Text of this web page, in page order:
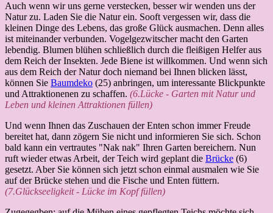
Auch wenn wir uns gerne verstecken, besser wir wenden uns der
Natur zu. Laden Sie die Natur ein. Sooft vergessen wir, dass die
kleinen Dinge des Lebens, das große Glück ausmachen. Denn alles
ist miteinander verbunden. Vogelgezwitscher macht den Garten
lebendig. Blumen blühen schließlich durch die fleißigen Helfer aus
dem Reich der Insekten. Jede Biene ist willkommen. Und wenn sich
aus dem Reich der Natur doch niemand bei Ihnen blicken lässt,
können Sie Baumdeko (25) anbringen, um interessante Blickpunkte
und Attraktionenen zu schaffen. (6.Lücke - Garten mit Natur und
Leben und kleinen Attraktionen füllen)
Und wenn Ihnen das Zuschauen der Enten schon immer Freude
bereitet hat, dann zögern Sie nicht und informieren Sie sich. Schon
bald kann ein vertrautes "Nak nak" Ihren Garten bereichern. Nun
ruft wieder etwas Arbeit, der Teich wird geplant die Brücke (6)
gesetzt. Aber Sie können sich jetzt schon einmal ausmalen wie Sie
auf der Brücke stehen und die Fische und Enten füttern.
(7.Glückseeligkeit - Lücke im Kopf füllen)